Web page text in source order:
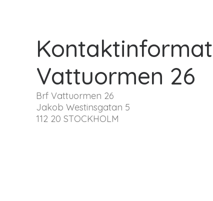
Vattuormen 26
Brf Vattuormen 26
Jakob Westinsgatan 5
112 20 STOCKHOLM